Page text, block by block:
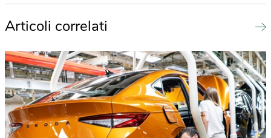
Articoli correlati